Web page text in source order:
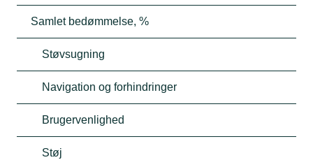
Samlet bedømmelse, %
Støvsugning
Navigation og forhindringer
Brugervenlighed
Støj